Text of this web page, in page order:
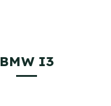
BMW I3